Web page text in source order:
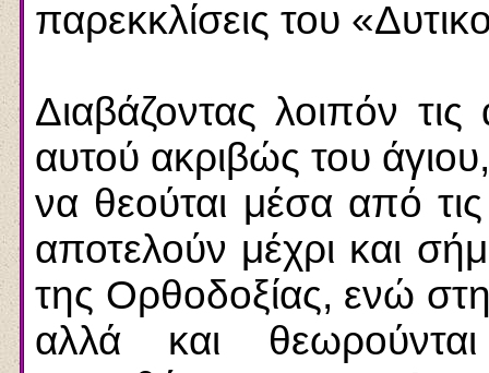
παρεκκλίσεις του
Διαβάζοντας λοιπόν τις
αυτού ακριβώς του
να θεούται μέσα από
αποτελούν μέχρι και
της Ορθοδοξίας, ενώ
αλλά και θεωρούνται